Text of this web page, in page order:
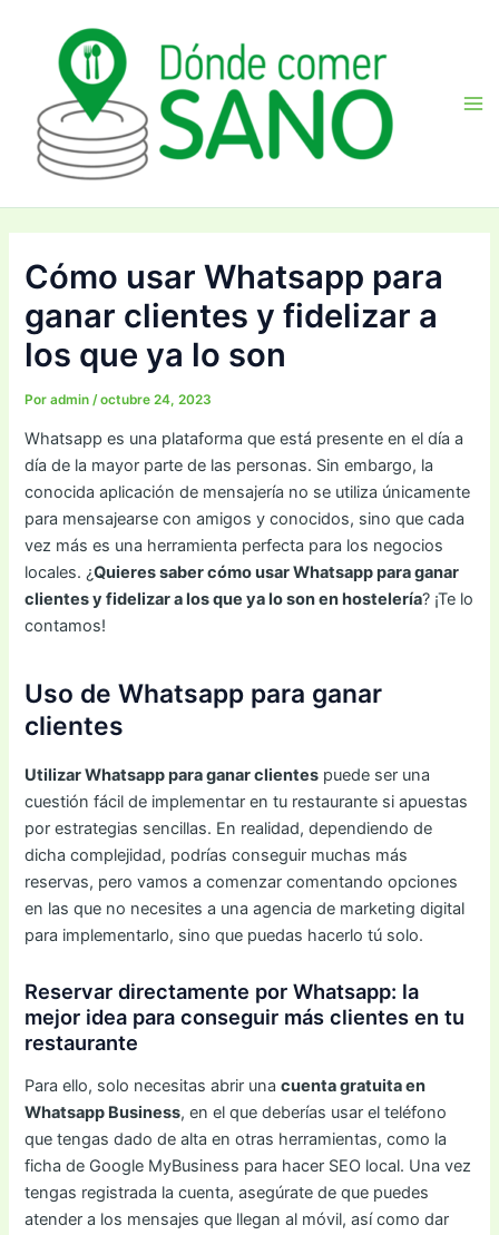
contenido
Cómo usar Whatsapp para
ganar clientes y fidelizar a
los que ya lo son
Poradmin/octubre 24, 2023
Whatsapp es una plataforma que está presente en el día a
día de la mayor parte de las personas. Sin embargo, la
conocida aplicación de mensajería no se utiliza únicamente
para mensajearse con amigos y conocidos, sino que cada
vez más es una herramienta perfecta para los negocios
locales. ¿Quieres saber cómo usar Whatsapp para ganar
clientes y fidelizar a los que ya lo son en hostelería? ¡Te lo
contamos!
Uso de Whatsapp para ganar
clientes
Utilizar Whatsapp para ganar clientes puede ser una
cuestión fácil de implementar en tu restaurante si apuestas
por estrategias sencillas. En realidad, dependiendo de
dicha complejidad, podrías conseguir muchas más
reservas, pero vamos a comenzar comentando opciones
en las que no necesites a una agencia de marketing digital
para implementarlo, sino que puedas hacerlo tú solo.
Reservar directamente por Whatsapp: la
mejor idea para conseguir más clientes en tu
restaurante
Para ello, solo necesitas abrir unacuenta gratuita en
Whatsapp Business, en el que deberías usar el teléfono
que tengas dado de alta en otras herramientas, como la
ficha de Google MyBusiness para hacer SEO local. Una vez
tengas registrada la cuenta, asegúrate de que puedes
atender a los mensajes que llegan al móvil, así como dar
entradas